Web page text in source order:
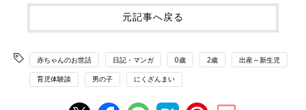
元記事へ戻る
赤ちゃんのお世話 日記・マンガ 0歳 2歳 出産～新生児
育児体験談 男の子 にくざんまい